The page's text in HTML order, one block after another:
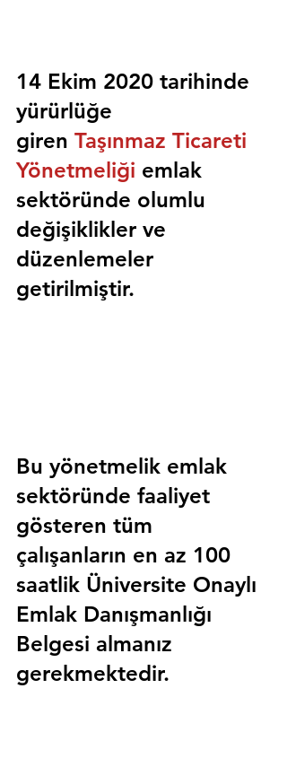
14 Ekim 2020 tarihinde
yürürlüğe
giren Taşınmaz Ticareti
Yönetmeliği emlak
sektöründe olumlu
değişiklikler ve
düzenlemeler
getirilmiştir.
Bu yönetmelik emlak
sektöründe faaliyet
gösteren tüm
çalışanların en az 100
saatlik Üniversite Onaylı
Emlak Danışmanlığı
Belgesi almanız
gerekmektedir.